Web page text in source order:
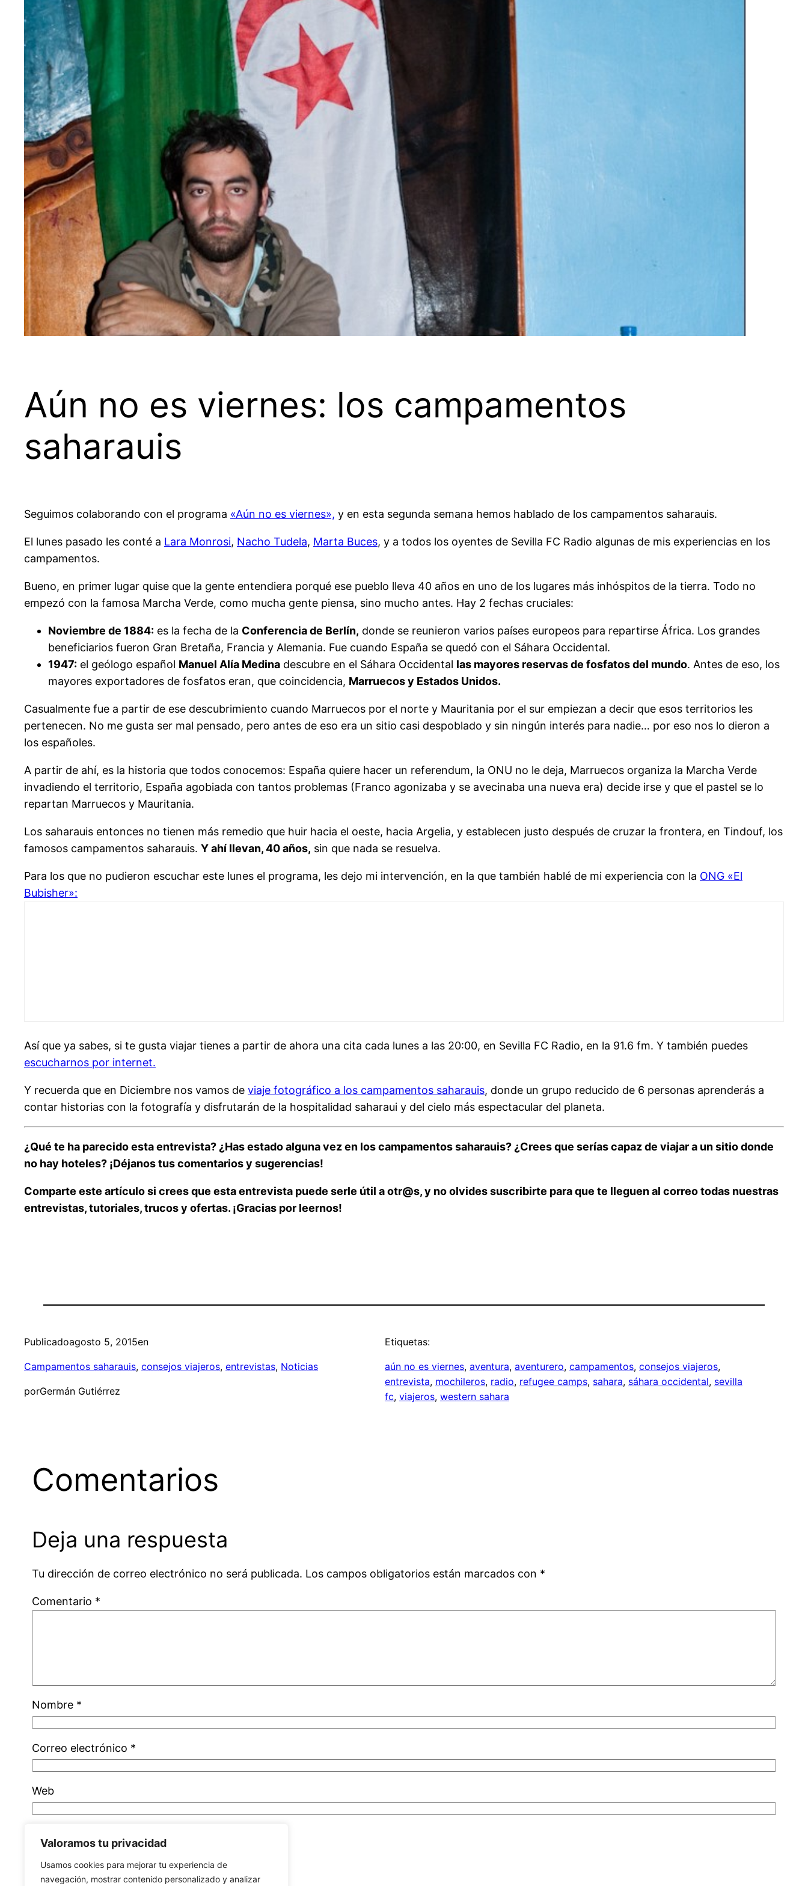
Valoramos tu privacidad
Usamos cookies para mejorar tu experiencia de
navegación, mostrar contenido personalizado y analizar
Aún no es viernes: los campamentos
saharauis
Seguimos colaborando con el programa «Aún no es viernes», y en esta segunda semana hemos hablado de los campamentos saharauis.
El lunes pasado les conté a Lara Monrosi, Nacho Tudela, Marta Buces, y a todos los oyentes de Sevilla FC Radio algunas de mis experiencias en los
campamentos.
Bueno, en primer lugar quise que la gente entendiera porqué ese pueblo lleva 40 años en uno de los lugares más inhóspitos de la tierra. Todo no
empezó con la famosa Marcha Verde, como mucha gente piensa, sino mucho antes. Hay 2 fechas cruciales:
Noviembre de 1884: es la fecha de la Conferencia de Berlín, donde se reunieron varios países europeos para repartirse África. Los grandes
beneficiarios fueron Gran Bretaña, Francia y Alemania. Fue cuando España se quedó con el Sáhara Occidental.
1947: el geólogo español Manuel Alía Medina descubre en el Sáhara Occidental las mayores reservas de fosfatos del mundo. Antes de eso, los
mayores exportadores de fosfatos eran, que coincidencia, Marruecos y Estados Unidos.
Casualmente fue a partir de ese descubrimiento cuando Marruecos por el norte y Mauritania por el sur empiezan a decir que esos territorios les
pertenecen. No me gusta ser mal pensado, pero antes de eso era un sitio casi despoblado y sin ningún interés para nadie… por eso nos lo dieron a
los españoles.
A partir de ahí, es la historia que todos conocemos: España quiere hacer un referendum, la ONU no le deja, Marruecos organiza la Marcha Verde
invadiendo el territorio, España agobiada con tantos problemas (Franco agonizaba y se avecinaba una nueva era) decide irse y que el pastel se lo
repartan Marruecos y Mauritania.
Los saharauis entonces no tienen más remedio que huir hacia el oeste, hacia Argelia, y establecen justo después de cruzar la frontera, en Tindouf, los
famosos campamentos saharauis. Y ahí llevan, 40 años, sin que nada se resuelva.
Para los que no pudieron escuchar este lunes el programa, les dejo mi intervención, en la que también hablé de mi experiencia con la ONG «El
Bubisher»:
Así que ya sabes, si te gusta viajar tienes a partir de ahora una cita cada lunes a las 20:00, en Sevilla FC Radio, en la 91.6 fm. Y también puedes
escucharnos por internet.
Y recuerda que en Diciembre nos vamos de viaje fotográfico a los campamentos saharauis, donde un grupo reducido de 6 personas aprenderás a
contar historias con la fotografía y disfrutarán de la hospitalidad saharaui y del cielo más espectacular del planeta.
¿Qué te ha parecido esta entrevista? ¿Has estado alguna vez en los campamentos saharauis? ¿Crees que serías capaz de viajar a un sitio donde
no hay hoteles? ¡Déjanos tuscomentarios y sugerencias!
Comparte este artículo si crees que esta entrevista puede serle útil a otr@s, y no olvides suscribirte para que te lleguen al correo todas nuestras
entrevistas, tutoriales, trucos y ofertas. ¡Gracias por leernos!
Publicadoagosto 5, 2015en
Campamentos saharauis, consejos viajeros, entrevistas, Noticias
porGermán Gutiérrez
Etiquetas:
aún no es viernes, aventura, aventurero, campamentos, consejos viajeros
entrevista, mochileros, radio, refugee camps, sahara, sáhara occidental, sevilla
fc, viajeros, western sahara
Comentarios
Deja una respuesta
Tu dirección de correo electrónico no será publicada. Los campos obligatorios están marcados con *
Comentario *
Nombre *
Correo electrónico *
Web